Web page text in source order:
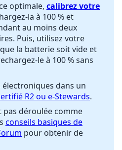
optimale, calibrez votre
la à 100 % et
au moins deux
Puis, utilisez votre
la batterie soit vide et
le à 100 % sans
électroniques dans un
R2 ou e-Stewards.
pas déroulée comme
conseils basiques de
pour obtenir de